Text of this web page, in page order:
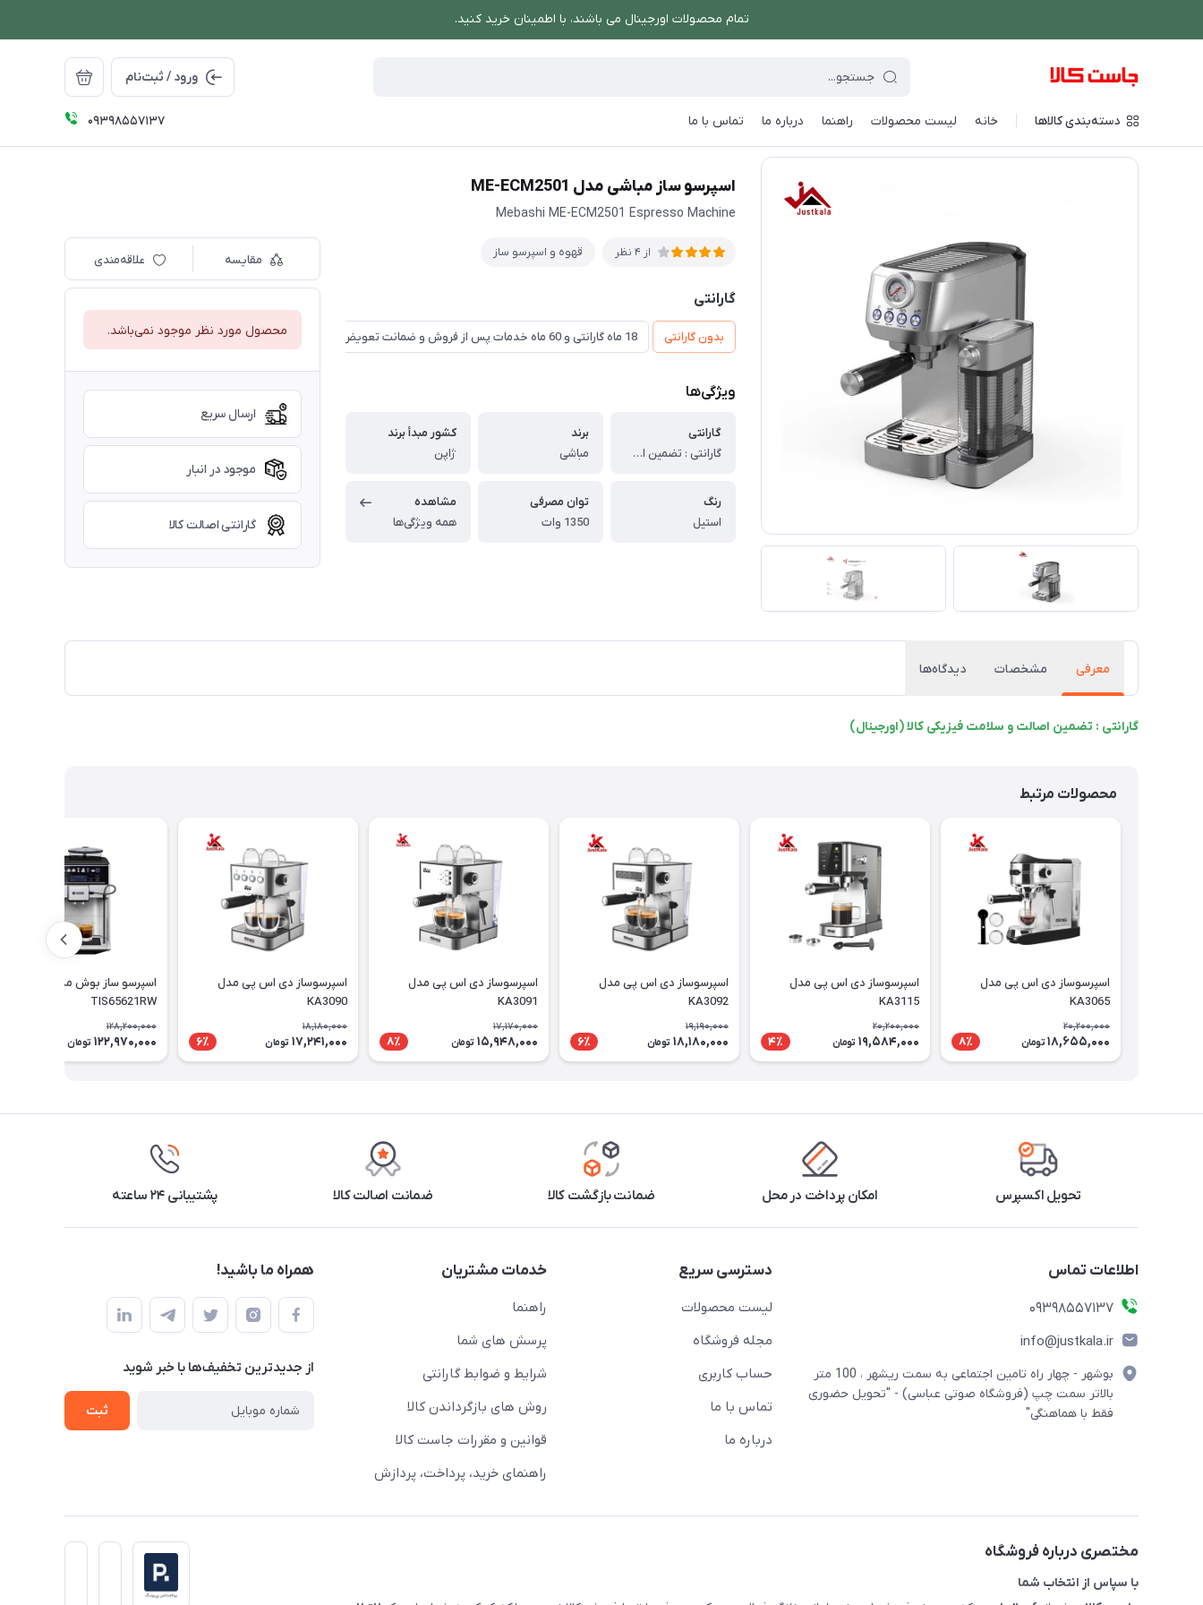
تمام محصولات اورجینال می باشند، با اطمینان خرید کنید.
ورود / ثبت‌نام
دسته‌بندی کالاها خانه لیست محصولات راهنما درباره ما تماس با ما 09398557137
فروشگاه اینترنتی جاست کالا نوشیدنی ساز قهوه و اسپرسو ساز اسپرسو ساز مباشی مدل ME-ECM2501
اسپرسو ساز مباشی مدل ME-ECM2501
Mebashi ME-ECM2501 Espresso Machine
از 4 نظر قهوه و اسپرسو ساز
گارانتی
بدون گارانتی 18 ماه گارانتی و 60 ماه خدمات پس از فروش و ضمانت تعویض
ویژگی‌ها
گارانتی
گارانتی : تضمین اصالت و سلامت فیزیکی کالا (اورجینال)
برند
مباشی
کشور مبدأ برند
ژاپن
رنگ
استیل
توان مصرفی
1350 وات
مشاهده
همه ویژگی‌ها
مقایسه علاقه‌مندی
محصول مورد نظر موجود نمی‌باشد.
ارسال سریع
موجود در انبار
گارانتی اصالت کالا
معرفی مشخصات دیدگاه‌ها
گارانتی : تضمین اصالت و سلامت فیزیکی کالا (اورجینال)
محصولات مرتبط
اسپرسوساز دی اس پی مدل
KA3065
20,200,000
18,655,000 تومان 8٪
اسپرسوساز دی اس پی مدل
KA3115
20,200,000
19,584,000 تومان 4٪
اسپرسوساز دی اس پی مدل
KA3092
19,190,000
18,180,000 تومان 6٪
اسپرسوساز دی اس پی مدل
KA3091
17,170,000
15,948,000 تومان 8٪
اسپرسوساز دی اس پی مدل
KA3090
18,180,000
17,241,000 تومان 6٪
اسپرسو ساز بوش مدل
TIS65621RW
128,200,000
122,970,000 تومان
تحویل اکسپرس امکان پرداخت در محل ضمانت بازگشت کالا ضمانت اصالت کالا پشتیبانی ۲۴ ساعته
اطلاعات تماس
09398557137
info@justkala.ir
بوشهر - چهار راه تامین اجتماعی به سمت ریشهر ، 100 متر
بالاتر سمت چپ (فروشگاه صوتی عباسی) - "تحویل حضوری
فقط با هماهنگی"
دسترسی سریع
لیست محصولات
مجله فروشگاه
حساب کاربری
تماس با ما
درباره ما
خدمات مشتریان
راهنما
پرسش های شما
شرایط و ضوابط گارانتی
روش های بازگرداندن کالا
قوانین و مقررات جاست کالا
راهنمای خرید، پرداخت، پردازش
همراه ما باشید!
از جدید‌ترین تخفیف‌ها با‌ خبر شوید
ثبت
مختصری درباره فروشگاه
با سپاس از انتخاب شما